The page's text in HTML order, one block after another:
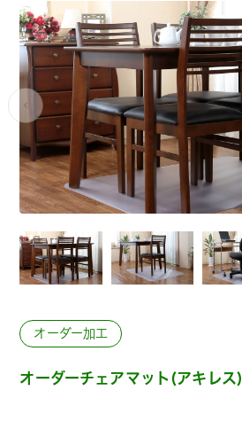
オーダー加工
オーダーチェアマット(アキレス)